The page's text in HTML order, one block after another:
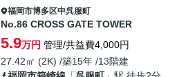
福岡市博多区中呉服町
No.86 CROSS GATE TOWER
5.9万円 管理/共益費4,000円
27.42㎡ (2K) /築15年 /13階建